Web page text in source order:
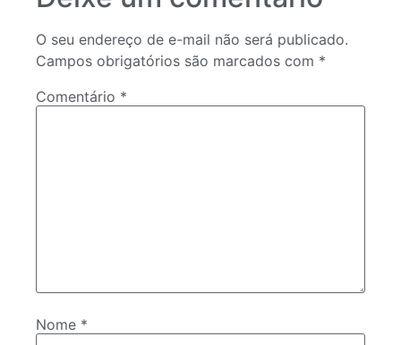
O seu endereço de e-mail não será publicado.
Campos obrigatórios são marcados com *
Comentário *
Nome *